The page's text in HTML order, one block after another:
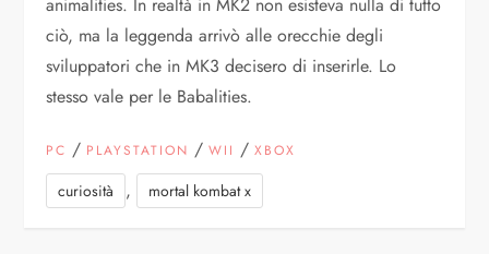
ciò, ma la leggenda arrivò alle orecchie degli
sviluppatori che in MK3 decisero di inserirle. Lo
stesso vale per le Babalities.
PC / PLAYSTATION /WII /XBOX
curiosità , mortal kombat x